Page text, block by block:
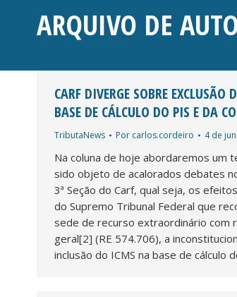
ARQUIVO DE
CARF DIVERGE SOBRE EXCLUSÃO
BASE DE CÁLCULO DO PIS E DA
TributaNews Por carlos.cordeiro 4 de
Na coluna de hoje abordaremos um
sido objeto de acalorados debates
3ª Seção do Carf, qual seja, os
do Supremo Tribunal Federal que
sede de recurso extraordinário com
geral[2] (RE 574.706), a
inclusão do ICMS na base de cálculo